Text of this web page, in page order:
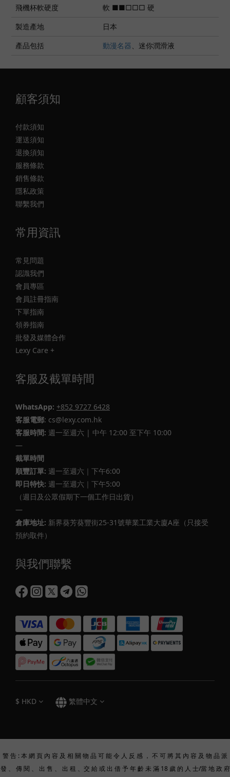
飛機杯軟硬度
軟 ■■□□□ 硬
製造產地
日本
產品包括
動漫名器、迷你潤滑液
顧客須知
付款須知
運送須知
退換須知
服務條款
銷售條款
隱私政策
聯繫我們
常用資訊
常見問題
認識我們
會員專區
會員註冊指南
下單指南
領券指南
批發及媒體合作
Lexy Care +
客服及截單時間
WhatsApp: +852 9727 6428
客服電郵: cs@lexy.com.hk
客服時間: 週一至週六 | 中午 12:00 至下午 10:00
—
截單時間
順豐訂單: 週一至週六｜下午6:00
即日特快: 週一至週六｜下午5:00
（週日及公眾假期下一個工作日出貨）
—
倉庫地址: 新界葵芳葵豐街25-31號華業工業大廈A座（只接受
預約取件）
與我們聯繫
$ HKD 繁體中文
警 告 : 本 網 頁 內 容 及 相 關 物 品 可 能 令 人 反 感 ， 不 可 將 其 內 容 及 物 品 派
發 、 傳 閱 、 出 售 、 出 租 、交 給 或 出 借 予 年 齡 未 滿 18 歲 的 人 士/當 地 政 府